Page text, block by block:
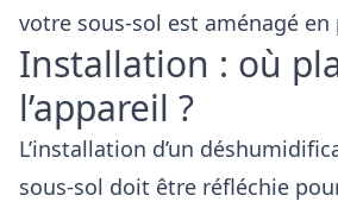
votre sous-sol est aménagé en
Installation : où
l’appareil ?
L’installation d’un
sous-sol doit être réfléchie